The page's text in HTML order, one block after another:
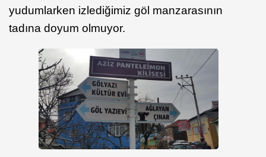
yudumlarken izlediğimiz göl manzarasının
tadına doyum olmuyor.